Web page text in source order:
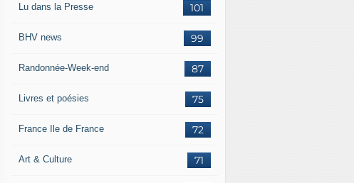
101
Lu dans la Presse
99
BHV news
87
Randonnée-Week-end
75
Livres et poésies
72
France Ile de France
71
Art & Culture